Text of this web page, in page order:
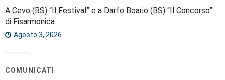
A Cevo (BS) “Il Festival” e a Darfo Boario (BS) “Il Concorso”
di Fisarmonica
Agosto 3, 2026
COMUNICATI